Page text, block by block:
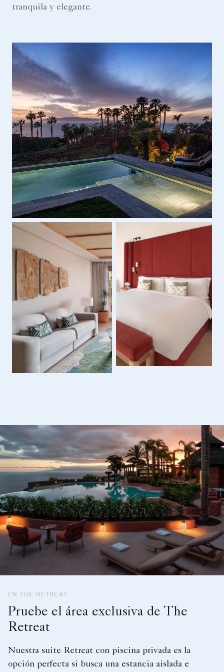
tranquila y elegante.
EN THE RETREAT
Pruebe el área exclusiva de The
Retreat
Nuestra suite Retreat con piscina privada es la
opción perfecta si busca una estancia aislada e